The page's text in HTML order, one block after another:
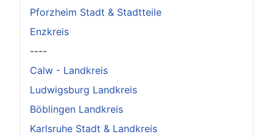
Pforzheim Stadt & Stadtteile
Enzkreis
----
Calw - Landkreis
Ludwigsburg Landkreis
Böblingen Landkreis
Karlsruhe Stadt & Landkreis